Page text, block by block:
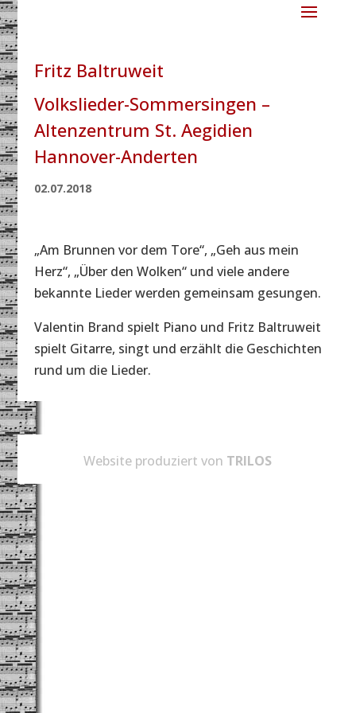
Fritz Baltruweit
Volkslieder-Sommersingen –
Altenzentrum St. Aegidien
Hannover-Anderten
02.07.2018
„Am Brunnen vor dem Tore“, „Geh aus mein
Herz“, „Über den Wolken“ und viele andere
bekannte Lieder werden gemeinsam gesungen.
Valentin Brand spielt Piano und Fritz Baltruweit
spielt Gitarre, singt und erzählt die Geschichten
rund um die Lieder.
Website produziert von TRILOS